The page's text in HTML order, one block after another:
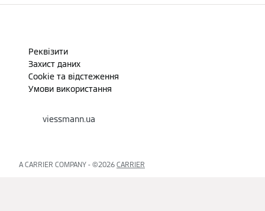
Реквізити
Захист даних
Cookie та відстеження
Умови використання
viessmann.ua
A CARRIER COMPANY - ©2026 CARRIER